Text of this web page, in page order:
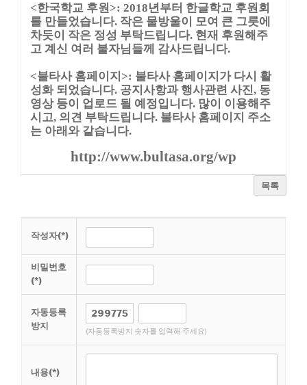
<한국학교 후원>: 2018년부터 한글학교 후원회
를 만들었습니다. 작은 물방울이 모여 큰 그릇에
차듯이 작은 정성 부탁드립니다. 현재 후원해주
고 계신 여러 불자님들께 감사드립니다.
<불타사 홈페이지>: 불타사 홈페이지가 다시 활
성화 되었습니다. 공지사항과 행사관련 사진, 동
영상 등이 업로드 될 예정입니다. 많이 이용해주
시고, 의견 부탁드립니다. 불타사 홈페이지 주소
는 아래와 같습니다.
http://www.bultasa.org/wp
목록
작성자(*)
비밀번호
(*)
자동등록
방지
(자동등록방지 숫자를 입력해 주세요)
내용(*)